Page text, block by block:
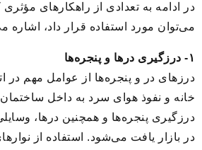
در ادامه به تعدادی از راهکارهای
می‌توان مورد استفاده قرار داد، اشاره
۱- درزگیری درها و پنجره‌ها
درزهای در و پنجره‌ها از عوامل مهم در
خانه و نفوذ هوای سرد به داخل
درزگیری پنجره‌ها و همچنین درها،
در بازار یافت می‌شود. استفاده از